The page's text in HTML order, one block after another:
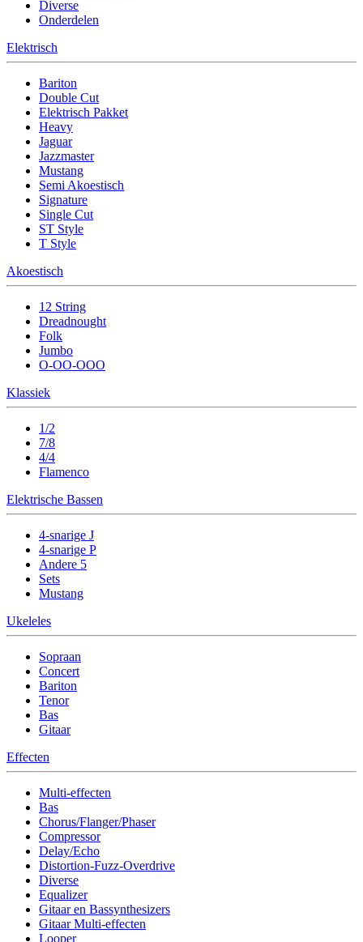
Diverse
Onderdelen
Elektrisch
Bariton
Double Cut
Elektrisch Pakket
Heavy
Jaguar
Jazzmaster
Mustang
Semi Akoestisch
Signature
Single Cut
ST Style
T Style
Akoestisch
12 String
Dreadnought
Folk
Jumbo
O-OO-OOO
Klassiek
1/2
7/8
4/4
Flamenco
Elektrische Bassen
4-snarige J
4-snarige P
Andere 5
Sets
Mustang
Ukeleles
Sopraan
Concert
Bariton
Tenor
Bas
Gitaar
Effecten
Multi-effecten
Bas
Chorus/Flanger/Phaser
Compressor
Delay/Echo
Distortion-Fuzz-Overdrive
Diverse
Equalizer
Gitaar en Bassynthesizers
Gitaar Multi-effecten
Looper